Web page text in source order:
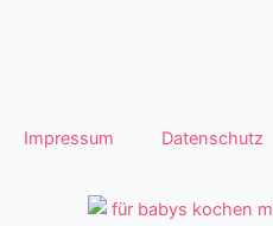
Impressum Datenschutz